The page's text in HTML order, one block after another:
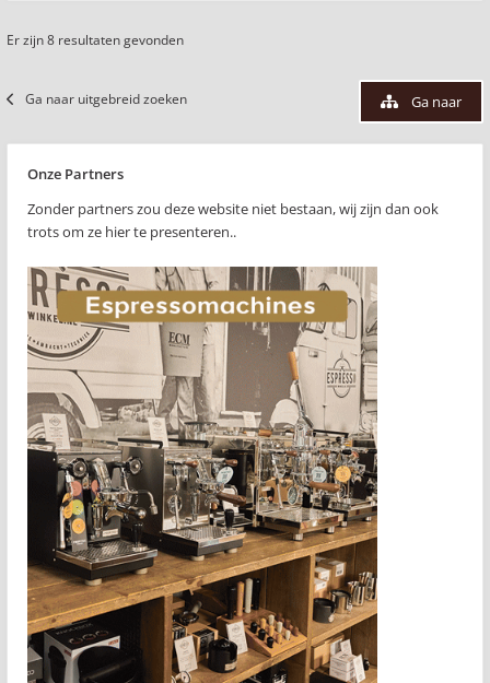
Er zijn 8 resultaten gevonden
Ga naar uitgebreid zoeken Ga naar
Onze Partners
Zonder partners zou deze website niet bestaan, wij zijn dan ook
trots om ze hier te presenteren..